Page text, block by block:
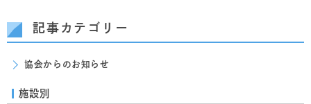
記事カテゴリー
協会からのお知らせ
施設別